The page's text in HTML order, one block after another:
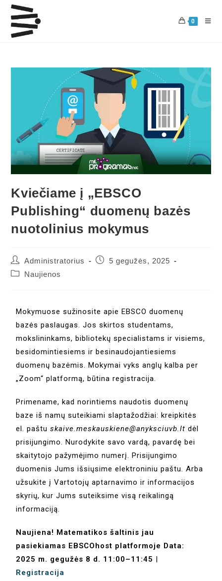
0
Kviečiame į „EBSCO
Publishing“ duomenų bazės
nuotolinius mokymus
Administratorius
5 gegužės, 2025
Naujienos
Mokymuose sužinosite apie EBSCO duomenų
bazės paslaugas. Jos skirtos studentams,
mokslininkams, bibliotekų specialistams ir visiems,
besidomintiesiems ir besinaudojantiesiems
duomenų bazėmis. Mokymai vyks anglų kalba per
„Zoom“ platformą, būtina registracija.
Primename, kad norintiems naudotis duomenų
baze iš namų suteikiami slaptažodžiai: kreipkitės
el. paštuskaive.meskauskiene@anyksciuvb.lt dėl
prisijungimo. Nurodykite savo vardą, pavardę bei
skaitytojo pažymėjimo numerį. Prisijungimo
duomenis Jums išsiųsime elektroniniu paštu. Arba
užsukite į Vartotojų aptarnavimo ir informacijos
skyrių, kur Jums suteiksime visą reikalingą
informaciją.
Naujiena! Matematikos šaltinis jau
pasiekiamas EBSCOhost platformoje Data:
2025 m. gegužės 8 d. 11:00–11:45 |
Registracija